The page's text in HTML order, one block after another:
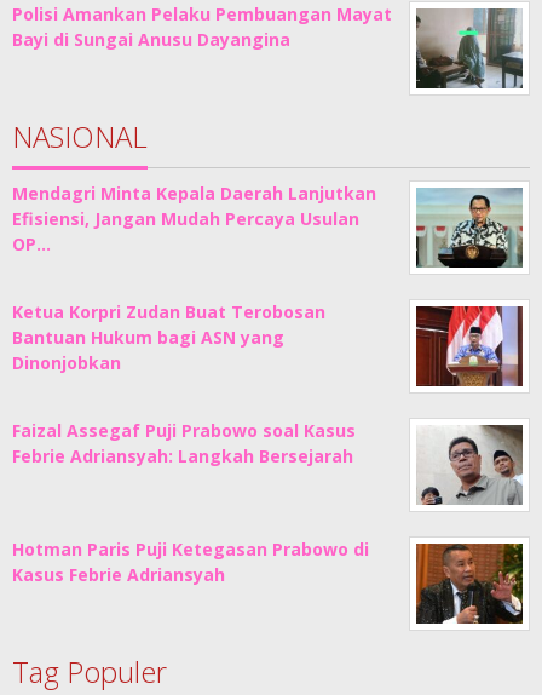
Polisi Amankan Pelaku Pembuangan Mayat
Bayi di Sungai Anusu Dayangina
NASIONAL
Mendagri Minta Kepala Daerah Lanjutkan
Efisiensi, Jangan Mudah Percaya Usulan
OP…
Ketua Korpri Zudan Buat Terobosan
Bantuan Hukum bagi ASN yang
Dinonjobkan
Faizal Assegaf Puji Prabowo soal Kasus
Febrie Adriansyah: Langkah Bersejarah
Hotman Paris Puji Ketegasan Prabowo di
Kasus Febrie Adriansyah
Tag Populer